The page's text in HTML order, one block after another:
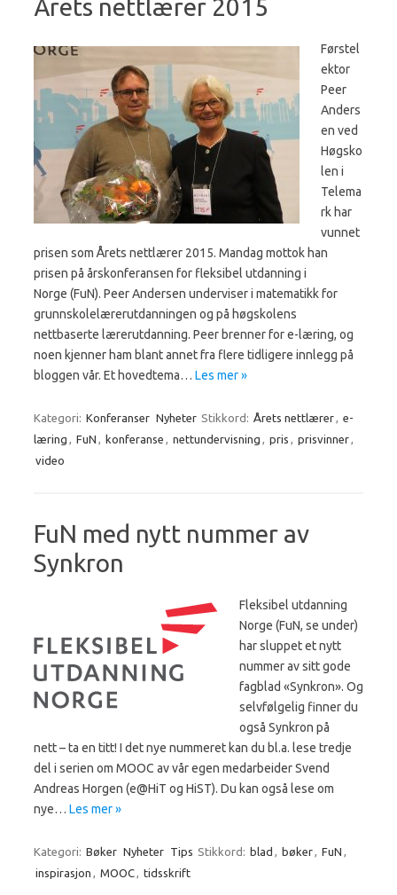
Årets nettlærer 2015
Førstel
ektor
Peer
Anders
en ved
Høgsko
len i
Telema
rk har
vunnet
prisen som Årets nettlærer 2015. Mandag mottok han
prisen på årskonferansen for fleksibel utdanning i
Norge (FuN). Peer Andersen underviser i matematikk for
grunnskolelærerutdanningen og på høgskolens
nettbaserte lærerutdanning. Peer brenner for e-læring, og
noen kjenner ham blant annet fra flere tidligere innlegg på
bloggen vår. Et hovedtema… Les mer »
Kategori: Konferanser Nyheter Stikkord: Årets nettlærer, e-
læring , FuN , konferanse , nettundervisning , pris , prisvinner,
video
FuN med nytt nummer av
Synkron
Fleksibel utdanning
Norge (FuN, se under)
har sluppet et nytt
nummer av sitt gode
fagblad «Synkron». Og
selvfølgelig finner du
også Synkron på
nett – ta en titt! I det nye nummeret kan du bl.a. lese tredje
del i serien om MOOC av vår egen medarbeider Svend
Andreas Horgen (e@HiT og HiST). Du kan også lese om
nye… Les mer »
Kategori: Bøker Nyheter Tips Stikkord: blad , bøker, FuN ,
inspirasjon , MOOC, tidsskrift